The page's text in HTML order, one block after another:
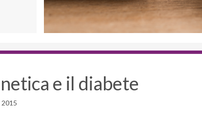
e il diabete
2015